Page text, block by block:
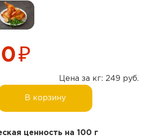
₽
Цена за кг: 249 руб.
В корзину
ценность на 100 г